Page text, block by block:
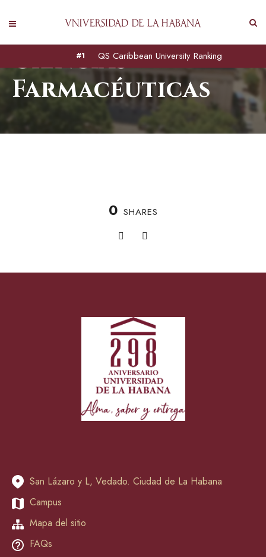
QS Caribbean University Ranking
#1
Ciencias
Farmacéuticas
0 SHARES
San Lázaro y L, Vedado. Ciudad de La Habana
Campus
Mapa del sitio
FAQs